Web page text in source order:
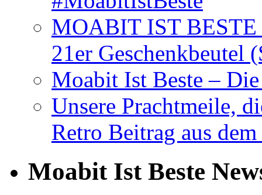
MOABIT IST BESTE
21er Geschenkbeutel
Moabit Ist Beste –
Unsere Prachtmeile,
Retro Beitrag aus
Moabit Ist Beste